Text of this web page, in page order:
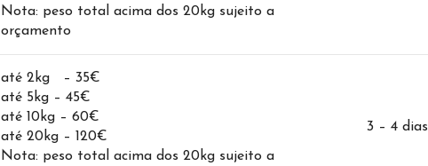
Nota: peso total acima dos 20kg sujeito a
orçamento
até 2kg – 35€
até 5kg – 45€
até 10kg – 60€
até 20kg – 120€
Nota: peso total acima dos 20kg sujeito a
3 – 4 dias